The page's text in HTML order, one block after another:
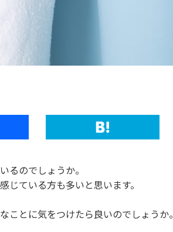
るのでしょうか。
ている方も多いと思います。
とに気をつけたら良いのでしょうか。